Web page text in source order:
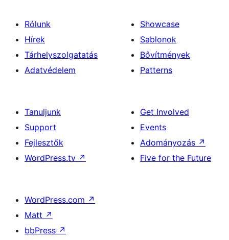
Rólunk
Hírek
Tárhelyszolgatatás
Adatvédelem
Showcase
Sablonok
Bővítmények
Patterns
Tanuljunk
Support
Fejlesztők
WordPress.tv ↗
Get Involved
Events
Adományozás ↗
Five for the Future
WordPress.com ↗
Matt ↗
bbPress ↗